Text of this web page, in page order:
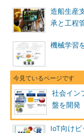
造船生産
承と工程
機械学習
社会イン
盤を開発
IoT向け